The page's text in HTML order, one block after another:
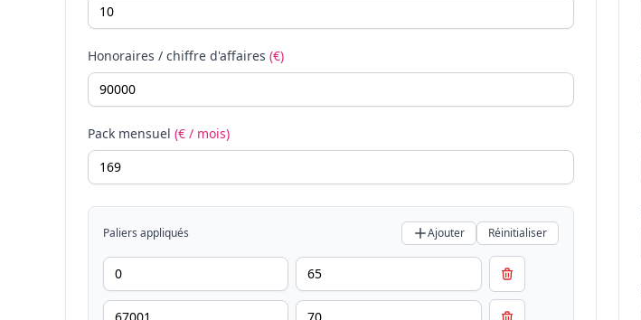
Honoraires / chiffre d'affaires (€)
Pack mensuel (€ / mois)
Paliers appliqués Ajouter Réinitialiser